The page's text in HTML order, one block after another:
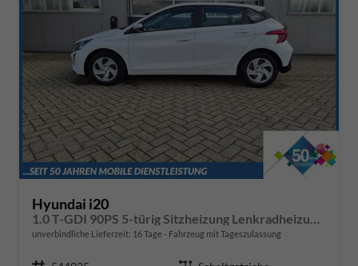
Hyundai i20
unverbindliche Lieferzeit: 16 Tage Fahrzeug mit Tageszulassung